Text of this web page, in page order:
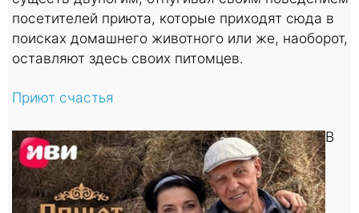
посетителей приюта, которые приходят сюда в
поисках домашнего животного или же, наоборот,
оставляют здесь своих питомцев.
Приют счастья
В